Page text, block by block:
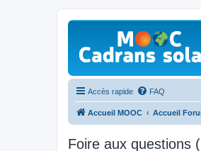
Accès rapide FAQ
Accueil MOOC Accueil
Foire aux questions